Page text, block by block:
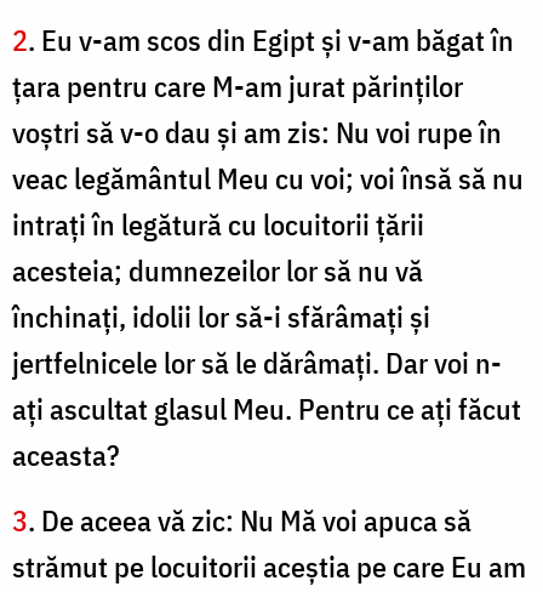
2. Eu v-am scos din Egipt şi v-am băgat în
ţara pentru care M-am jurat părinţilor
voştri să v-o dau şi am zis: Nu voi rupe în
veac legământul Meu cu voi; voi însă să nu
intraţi în legătură cu locuitorii țării
acesteia; dumnezeilor lor să nu vă
închinaţi, idolii lor să-i sfărâmaţi şi
jertfelnicele lor să le dărâmaţi. Dar voi n-
aţi ascultat glasul Meu. Pentru ce aţi făcut
aceasta?
3. De aceea vă zic: Nu Mă voi apuca să
strămut pe locuitorii aceştia pe care Eu am